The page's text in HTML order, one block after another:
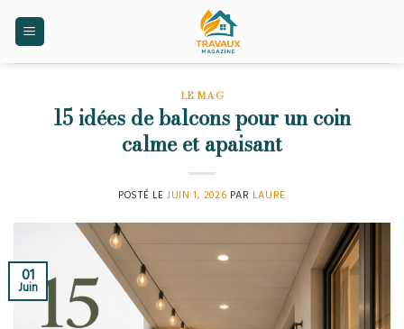
LE MAG
15 idées de balcons pour un coin
calme et apaisant
POSTÉ LEJUIN 1, 2026 PAR LAURE
01
Juin